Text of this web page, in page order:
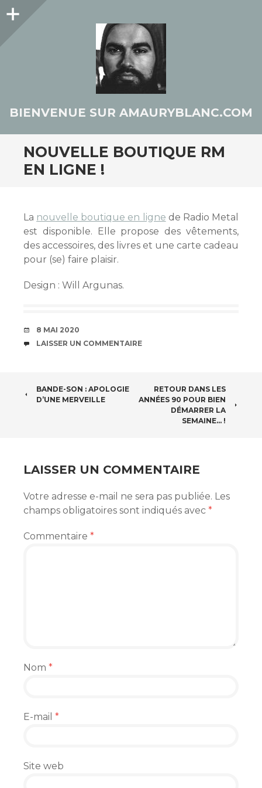
Colonne
BIENVENUE SUR AMAURYBLANC.COM
NOUVELLE BOUTIQUE RM
EN LIGNE !
La nouvelle boutique en ligne de Radio Metal
est disponible. Elle propose des vêtements,
des accessoires, des livres et une carte cadeau
pour (se) faire plaisir.
Design : Will Argunas.
DATE
8 MAI 2020
COMMENTAIRES
LAISSER UN COMMENTAIRE
NAVIGATION
BANDE-SON : APOLOGIE
D’UNE MERVEILLE
RETOUR DANS LES
ANNÉES 90 POUR BIEN
DÉMARRER LA
SEMAINE… !
LAISSER UN COMMENTAIRE
Votre adresse e-mail ne sera pas publiée. Les
champs obligatoires sont indiqués avec *
Commentaire *
Nom *
E-mail *
Site web